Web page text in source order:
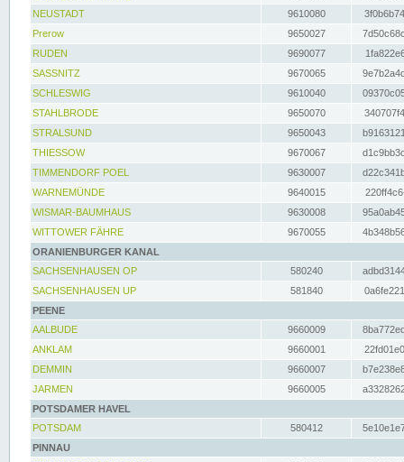
NEUSTADT
9610080
Prerow
9650027
RUDEN
9690077
SASSNITZ
9670065
SCHLESWIG
9610040
STAHLBRODE
9650070
STRALSUND
9650043
THIESSOW
9670067
TIMMENDORF POEL
9630007
WARNEMÜNDE
9640015
WISMAR-BAUMHAUS
9630008
WITTOWER FÄHRE
9670055
ORANIENBURGER KANAL
SACHSENHAUSEN OP
580240
SACHSENHAUSEN UP
581840
PEENE
AALBUDE
9660009
ANKLAM
9660001
DEMMIN
9660007
JARMEN
9660005
POTSDAMER HAVEL
POTSDAM
580412
PINNAU